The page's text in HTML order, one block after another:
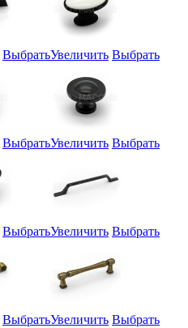
ВыбратьУвеличить Выбрать
ВыбратьУвеличить Выбрать
ВыбратьУвеличить Выбрать
ВыбратьУвеличить Выбрать